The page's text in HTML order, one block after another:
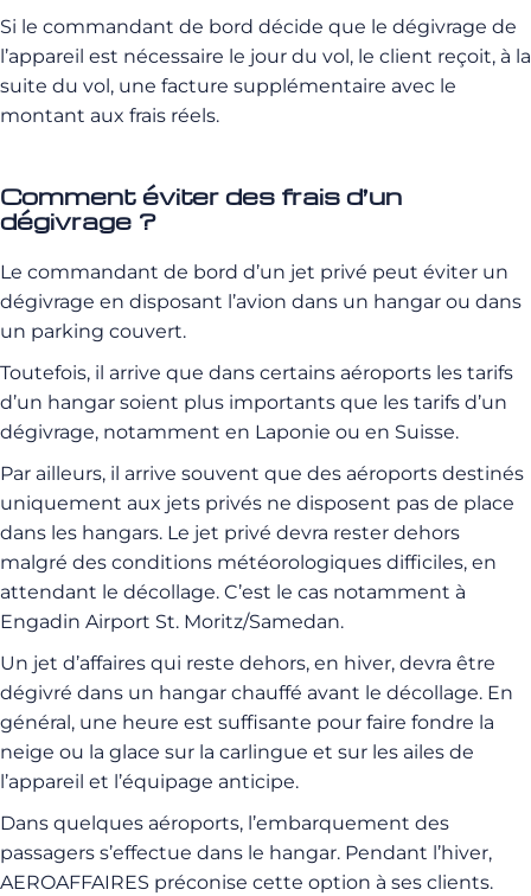
Si le commandant de bord décide que le dégivrage de
l’appareil est nécessaire le jour du vol, le client reçoit, à la
suite du vol, une facture supplémentaire avec le
montant aux frais réels.
Comment éviter des frais d’un
dégivrage ?
Le commandant de bord d’un jet privé peut éviter un
dégivrage en disposant l’avion dans un hangar ou dans
un parking couvert.
Toutefois, il arrive que dans certains aéroports les tarifs
d’un hangar soient plus importants que les tarifs d’un
dégivrage, notamment en Laponie ou en Suisse.
Par ailleurs, il arrive souvent que des aéroports destinés
uniquement aux jets privés ne disposent pas de place
dans les hangars. Le jet privé devra rester dehors
malgré des conditions météorologiques difficiles, en
attendant le décollage. C’est le cas notamment à
Engadin Airport St. Moritz/Samedan.
Un jet d’affaires qui reste dehors, en hiver, devra être
dégivré dans un hangar chauffé avant le décollage. En
général, une heure est suffisante pour faire fondre la
neige ou la glace sur la carlingue et sur les ailes de
l’appareil et l’équipage anticipe.
Dans quelques aéroports, l’embarquement des
passagers s’effectue dans le hangar. Pendant l’hiver,
AEROAFFAIRES préconise cette option à ses clients.